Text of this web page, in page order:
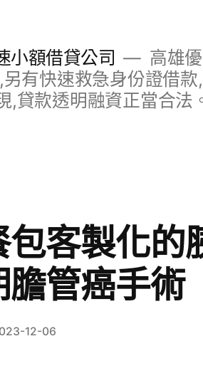
小額借貸公司
高雄
有快速救急身份證借
,貸款透明融資正當合法
包客製化的
膽管癌手術
12-06